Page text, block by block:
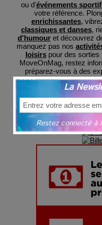
ou d'événements
votre référence.
enrichissantes,
classiques et danses,
d'humour et découvrez
manquez pas nos
loisirs pour des
MoveOnMag, restez
préparez-vous à des
regroupé en un lieu
une billeterie
La
Restez connecté à